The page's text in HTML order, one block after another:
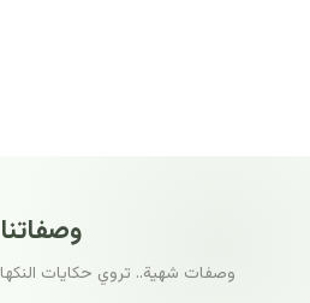
وصفاتنا
وصفات شهية.. تروي حكايات